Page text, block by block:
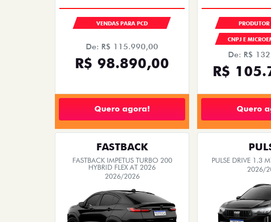
VENDAS PARA PCD
De: R$ 115.990,00
R$ 98.890,00
Quero agora!
CNPJ E
De: R$
R$
Quero
FASTBACK
FASTBACK IMPETUS TURBO 200
HYBRID FLEX AT 2026
2026/2026
PULSE DRIVE 1.3
2026/